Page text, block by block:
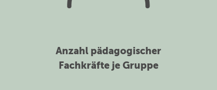
Anzahl pädagogischer
Fachkräfte je Gruppe